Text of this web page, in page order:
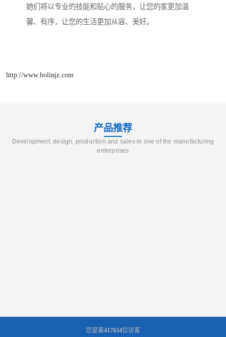
她们将以专业的技能和贴心的服务，让您的家更加温
馨、有序，让您的生活更加从容、美好。
http://www.bolinjz.com
产品推荐
Development, design, production and sales in one of the manufacturing
enterprises
您是第417034位访客